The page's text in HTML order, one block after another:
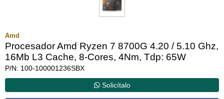
Amd
Procesador Amd Ryzen 7 8700G 4.20 / 5.10 Ghz,
16Mb L3 Cache, 8-Cores, 4Nm, Tdp: 65W
P/N: 100-100001236SBX
Solicítalo